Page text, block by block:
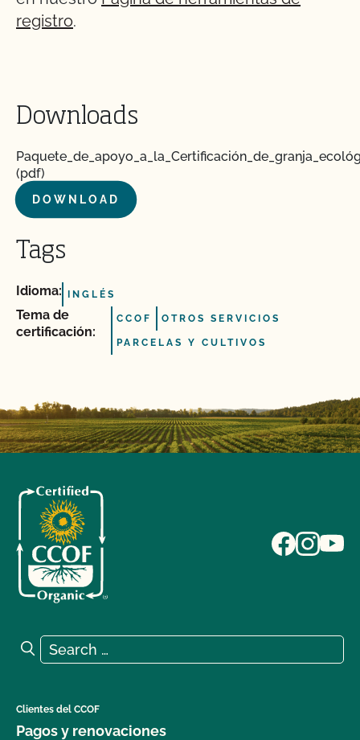
registro.
Downloads
(pdf)
DOWNLOAD
Tags
Idioma: INGLÉS
Tema de
certificación:
CCOF OTROS SERVICIOS
PARCELAS Y CULTIVOS
Search for:
Search
Clientes del CCOF
Pagos y renovaciones